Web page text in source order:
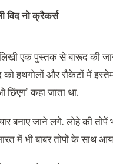
विद नो क्रैकर्स
एक पुस्तक से बारूद की
हथगोलों और रौकेटों में
कहा जाता था.
बनाए जाने लगे. लोहे की
में भी बाबर तोपों के साथ